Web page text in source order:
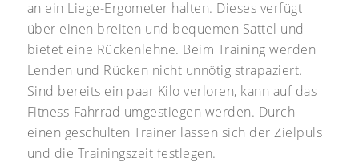
an ein Liege-Ergometer halten. Dieses verfügt
über einen breiten und bequemen Sattel und
bietet eine Rückenlehne. Beim Training werden
Lenden und Rücken nicht unnötig strapaziert.
Sind bereits ein paar Kilo verloren, kann auf das
Fitness-Fahrrad umgestiegen werden. Durch
einen geschulten Trainer lassen sich der Zielpuls
und die Trainingszeit festlegen.